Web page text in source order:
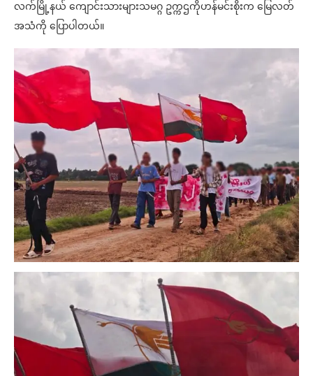
လက်မြို့နယ် ကျောင်းသားများသမဂ္ဂ ဥက္ကဌကိုဟန်မင်းစိုးက မြေလတ်
အသံကို ပြောပါတယ်။